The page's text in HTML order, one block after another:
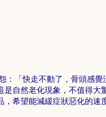
：「快走不動了，骨頭感覺
自然老化現象，不值得大
希望能減緩症狀惡化的速